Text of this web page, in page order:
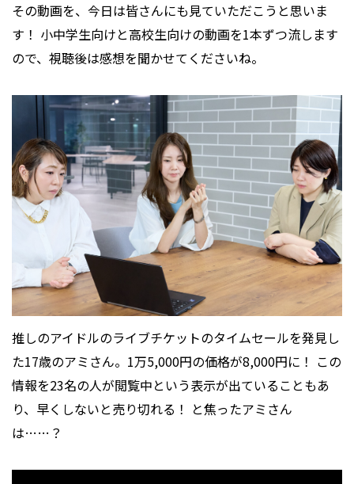
――その動画を、今日は皆さんにも見ていただこうと思いま
す！ 小中学生向けと高校生向けの動画を1本ずつ流します
ので、視聴後は感想を聞かせてくださいね。
推しのアイドルのライブチケットのタイムセールを発見し
た17歳のアミさん。1万5,000円の価格が8,000円に！ この
情報を23名の人が閲覧中という表示が出ていることもあ
り、早くしないと売り切れる！ と焦ったアミさん
は……？